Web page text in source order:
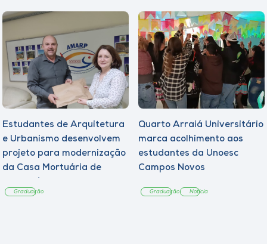
Estudantes de Arquitetura
e Urbanismo desenvolvem
projeto para modernização
da Casa Mortuária de
Graduação
Quarto Arraiá Universitário
marca acolhimento aos
estudantes da Unoesc
Campos Novos
Graduação Notícia